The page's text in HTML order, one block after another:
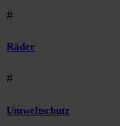
#
Räder
#
Umweltschutz